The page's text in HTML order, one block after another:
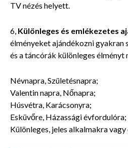
TV nézés helyett.
6, Különleges és emlékezetes
élményeket ajándékozni gyakran
és a táncórák különleges élményt
Névnapra, Születésnapra;
Valentin napra, Nőnapra;
Húsvétra, Karácsonyra;
Esküvőre, Házassági évfordulóra;
Különleges, jeles alkalmakra